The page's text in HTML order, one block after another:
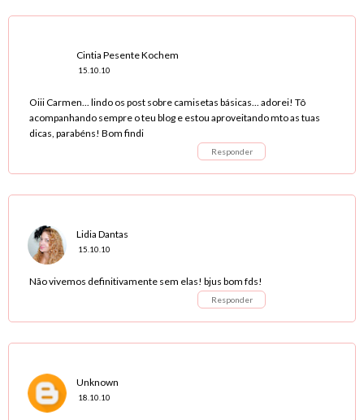
Cintia Pesente Kochem
15.10.10
Oiii Carmen... lindo os post sobre camisetas básicas... adorei! Tô
acompanhando sempre o teu blog e estou aproveitando mto as tuas
dicas, parabéns! Bom findi
Responder
Lidia Dantas
15.10.10
Não vivemos definitivamente sem elas! bjus bom fds!
Responder
Unknown
18.10.10